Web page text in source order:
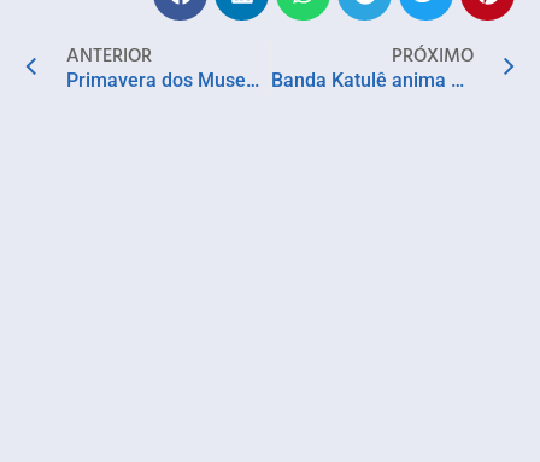
ANTERIOR
Primavera dos Museus do IPAC celebra arte, cultura e sustentabilidade
PRÓXIMO
Banda Katulê anima fim de semana com show no Entre Folhas e Ervas, em Salvador